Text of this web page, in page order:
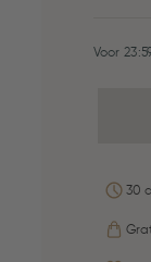
Voor
30